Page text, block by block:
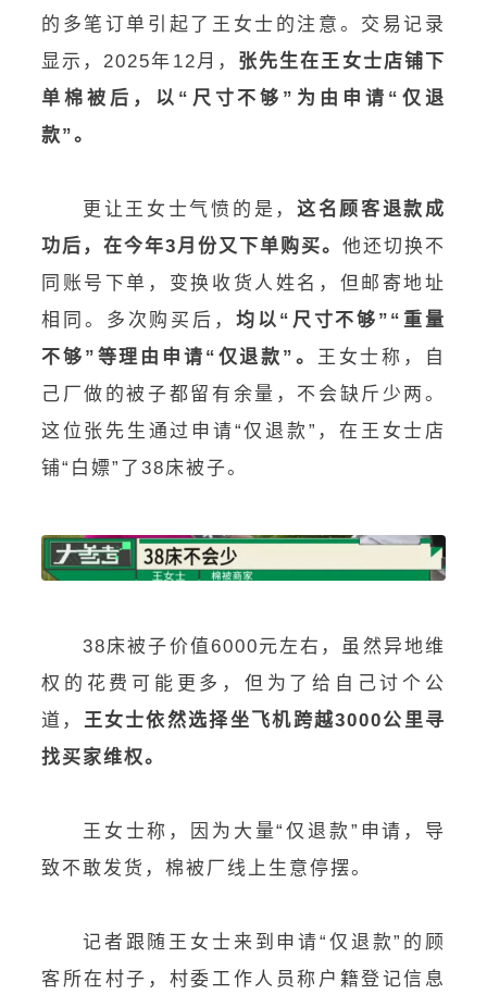
的多笔订单引起了王女士的注意。交易记录
显示，2025年12月， 张先生在王女士店铺下
单棉被后，以“尺寸不够”为由申请“仅退
款”。
更让王女士气愤的是， 这名顾客退款成
功后，在今年3月份又下单购买。 他还切换不
同账号下单，变换收货人姓名，但邮寄地址
相同。多次购买后， 均以“尺寸不够”“重量
不够”等理由申请“仅退款”。 王女士称，自
己厂做的被子都留有余量，不会缺斤少两。
这位张先生通过申请“仅退款”，在王女士店
铺“白嫖”了38床被子。
38床被子价值6000元左右，虽然异地维
权的花费可能更多，但为了给自己讨个公
道， 王女士依然选择坐飞机跨越3000公里寻
找买家维权。
王女士称，因为大量“仅退款”申请，导
致不敢发货，棉被厂线上生意停摆。
记者跟随王女士来到申请“仅退款”的顾
客所在村子，村委工作人员称户籍登记信息